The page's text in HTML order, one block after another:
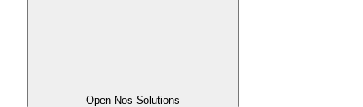
Open Nos Solutions